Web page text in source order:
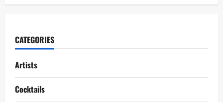
CATEGORIES
Artists
Cocktails